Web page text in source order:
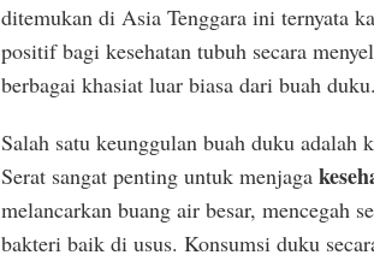
ditemukan di Asia Tenggara ini ternyata
positif bagi kesehatan tubuh secara
berbagai khasiat luar biasa dari buah duku.
Salah satu keunggulan buah duku adalah
Serat sangat penting untuk menjaga
melancarkan buang air besar, mencegah
bakteri baik di usus. Konsumsi duku